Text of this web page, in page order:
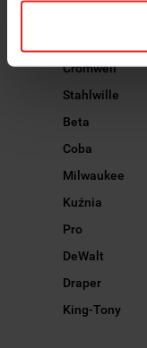
Cromwell
Stahlwille
Beta
Coba
Milwaukee
Kuźnia
Pro
DeWalt
Draper
King-Tony